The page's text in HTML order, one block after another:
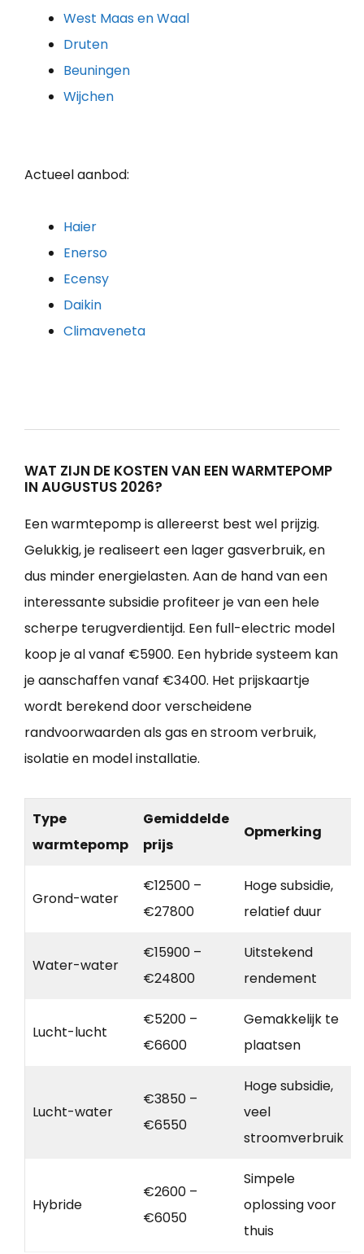
West Maas en Waal
Druten
Beuningen
Wijchen
Actueel aanbod:
Haier
Enerso
Ecensy
Daikin
Climaveneta
WAT ZIJN DE KOSTEN VAN EEN WARMTEPOMP
IN AUGUSTUS 2026?
Een warmtepomp is allereerst best wel prijzig.
Gelukkig, je realiseert een lager gasverbruik, en
dus minder energielasten. Aan de hand van een
interessante subsidie profiteer je van een hele
scherpe terugverdientijd. Een full-electric model
koop je al vanaf €5900. Een hybride systeem kan
je aanschaffen vanaf €3400. Het prijskaartje
wordt berekend door verscheidene
randvoorwaarden als gas en stroom verbruik,
isolatie en model installatie.
Type
warmtepomp
Gemiddelde
prijs
Opmerking
Grond-water
€12500 –
€27800
Hoge subsidie,
relatief duur
Water-water
€15900 –
€24800
Uitstekend
rendement
Lucht-lucht
€5200 –
€6600
Gemakkelijk te
plaatsen
Lucht-water
€3850 –
€6550
Hoge subsidie,
veel
stroomverbruik
Hybride
€2600 –
€6050
Simpele
oplossing voor
thuis